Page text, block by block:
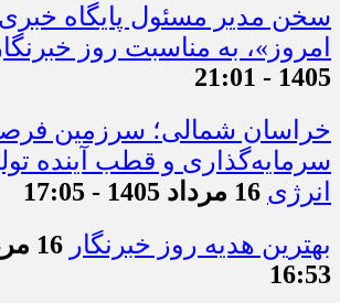
سخن مدیر مسئول پایگاه خبری
امروز»، به مناسبت روز
1405 - 21:01
خراسان شمالی؛ سرزمین
سرمایه‌گذاری و قطب آینده
انرژی 16 مرداد 1405 - 17:05
بهترین هدیه روز خبرنگار
16:53